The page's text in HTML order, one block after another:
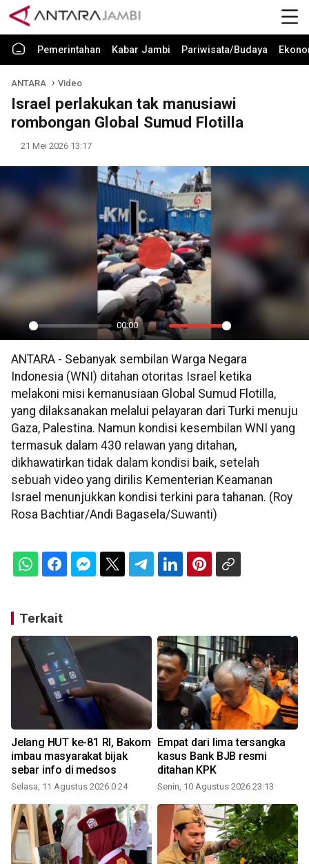
Pemerintahan Kabar Jambi Pariwisata/Budaya
ANTARA Video
Israel perlakukan tak manusiawi
rombongan Global Sumud Flotilla
21 Mei 2026 13:17
Play
00:00
Mute Settings
PIP
Play
ANTARA - Sebanyak sembilan Warga Negara
Indonesia (WNI) ditahan otoritas Israel ketika
melakoni misi kemanusiaan Global Sumud Flotilla,
yang dilaksanakan melalui pelayaran dari Turki menuju
Gaza, Palestina. Namun kondisi kesembilan WNI yang
termasuk dalam 430 relawan yang ditahan,
dikhawatirkan tidak dalam kondisi baik, setelah
sebuah video yang dirilis Kementerian Keamanan
Israel menunjukkan kondisi terkini para tahanan. (Roy
Rosa Bachtiar/Andi Bagasela/Suwanti)
Terkait
Jelang HUT ke-81 RI, Bakom
imbau masyarakat bijak
sebar info di medsos
Selasa, 11 Agustus 2026 0:24
Empat dari lima tersangka
kasus Bank BJB resmi
ditahan KPK
Senin, 10 Agustus 2026 23:13